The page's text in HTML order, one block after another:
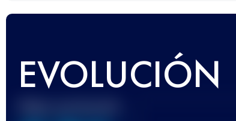
EVOLUCIÓN